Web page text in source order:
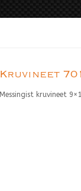
Kruvineet
Messingist kruvineet